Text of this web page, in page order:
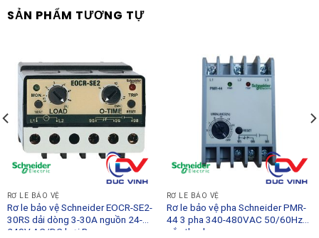
SẢN PHẨM TƯƠNG TỰ
RƠ LE BẢO VỆ
Rơ le bảo vệ Schneider EOCR-SE2-
30RS dải dòng 3-30A nguồn 24-
240V AC/DC loại R
RƠ LE BẢO VỆ
Rơ le bảo vệ pha Schneider PMR-
44 3 pha 340-480VAC 50/60Hz
gắn thanh ray